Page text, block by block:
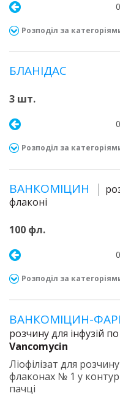
Розподіл за
БЛАНІДАС
3 шт.
Розподіл за
ВАНКОМІЦИН
флаконі
100 фл.
Розподіл за
ВАНКОМІЦИН-
розчину для інфузій
Vancomycin
Ліофілізат для
флаконах № 1 у
пачці